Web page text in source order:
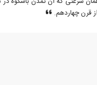
قرن چهاردهم.